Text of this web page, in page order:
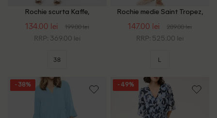
Rochie scurta Kaffe,
134.00 lei 199.00 lei
RRP: 369.00 lei
38
Rochie medie Saint Tropez,
147.00 lei 289.00 lei
RRP: 525.00 lei
L
- 38% - 49%